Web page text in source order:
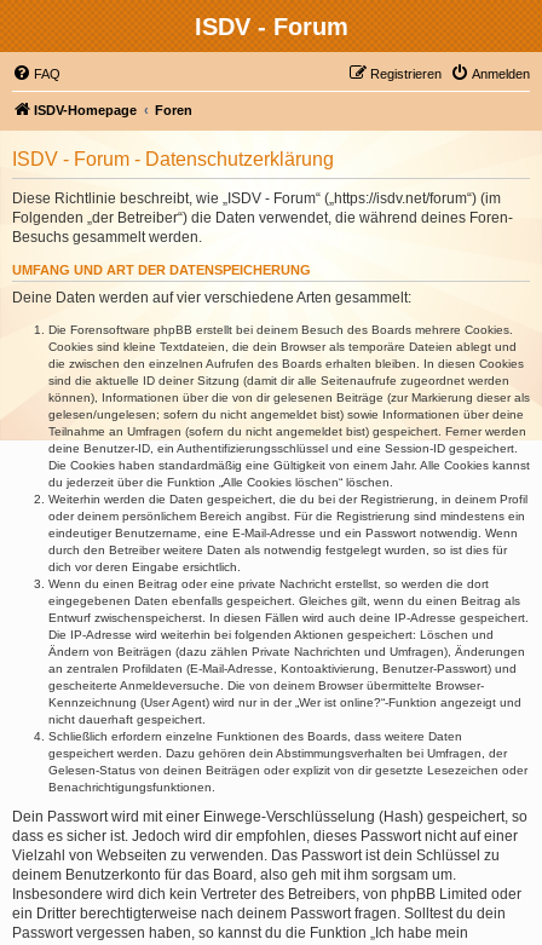
ISDV - Forum
FAQ Anmelden
Registrieren
ISDV-Homepage Foren
ISDV - Forum - Datenschutzerklärung
Diese Richtlinie beschreibt, wie „ISDV - Forum“ („https://isdv.net/forum“) (im
Folgenden „der Betreiber“) die Daten verwendet, die während deines Foren-
Besuchs gesammelt werden.
UMFANG UND ART DER DATENSPEICHERUNG
Deine Daten werden auf vier verschiedene Arten gesammelt:
Die Forensoftware phpBB erstellt bei deinem Besuch des Boards mehrere Cookies.
Cookies sind kleine Textdateien, die dein Browser als temporäre Dateien ablegt und
die zwischen den einzelnen Aufrufen des Boards erhalten bleiben. In diesen Cookies
sind die aktuelle ID deiner Sitzung (damit dir alle Seitenaufrufe zugeordnet werden
können), Informationen über die von dir gelesenen Beiträge (zur Markierung dieser als
gelesen/ungelesen; sofern du nicht angemeldet bist) sowie Informationen über deine
Teilnahme an Umfragen (sofern du nicht angemeldet bist) gespeichert. Ferner werden
deine Benutzer-ID, ein Authentifizierungsschlüssel und eine Session-ID gespeichert.
Die Cookies haben standardmäßig eine Gültigkeit von einem Jahr. Alle Cookies kannst
du jederzeit über die Funktion „Alle Cookies löschen“ löschen.
Weiterhin werden die Daten gespeichert, die du bei der Registrierung, in deinem Profil
oder deinem persönlichem Bereich angibst. Für die Registrierung sind mindestens ein
eindeutiger Benutzername, eine E-Mail-Adresse und ein Passwort notwendig. Wenn
durch den Betreiber weitere Daten als notwendig festgelegt wurden, so ist dies für
dich vor deren Eingabe ersichtlich.
Wenn du einen Beitrag oder eine private Nachricht erstellst, so werden die dort
eingegebenen Daten ebenfalls gespeichert. Gleiches gilt, wenn du einen Beitrag als
Entwurf zwischenspeicherst. In diesen Fällen wird auch deine IP-Adresse gespeichert.
Die IP-Adresse wird weiterhin bei folgenden Aktionen gespeichert: Löschen und
Ändern von Beiträgen (dazu zählen Private Nachrichten und Umfragen), Änderungen
an zentralen Profildaten (E-Mail-Adresse, Kontoaktivierung, Benutzer-Passwort) und
gescheiterte Anmeldeversuche. Die von deinem Browser übermittelte Browser-
Kennzeichnung (User Agent) wird nur in der „Wer ist online?“-Funktion angezeigt und
nicht dauerhaft gespeichert.
Schließlich erfordern einzelne Funktionen des Boards, dass weitere Daten
gespeichert werden. Dazu gehören dein Abstimmungsverhalten bei Umfragen, der
Gelesen-Status von deinen Beiträgen oder explizit von dir gesetzte Lesezeichen oder
Benachrichtigungsfunktionen.
Dein Passwort wird mit einer Einwege-Verschlüsselung (Hash) gespeichert, so
dass es sicher ist. Jedoch wird dir empfohlen, dieses Passwort nicht auf einer
Vielzahl von Webseiten zu verwenden. Das Passwort ist dein Schlüssel zu
deinem Benutzerkonto für das Board, also geh mit ihm sorgsam um.
Insbesondere wird dich kein Vertreter des Betreibers, von phpBB Limited oder
ein Dritter berechtigterweise nach deinem Passwort fragen. Solltest du dein
Passwort vergessen haben, so kannst du die Funktion „Ich habe mein